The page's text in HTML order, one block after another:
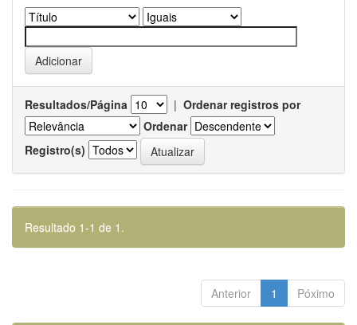
Resultados/Página | Ordenar registros por
Ordenar
Registro(s)
Resultado 1-1 de 1.
Anterior 1 Póximo